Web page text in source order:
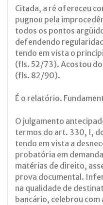
Citada, a ré ofereceu
pugnou pela
todos os pontos
defendendo
tendo em vista o
(fls. 52/73). Acostou
(fls. 82/90).
É o relatório.
O julgamento
termos do art. 330, I,
tendo em vista a
probatória em
matérias de direito,
prova documental.
na qualidade de
bancário, celebrou